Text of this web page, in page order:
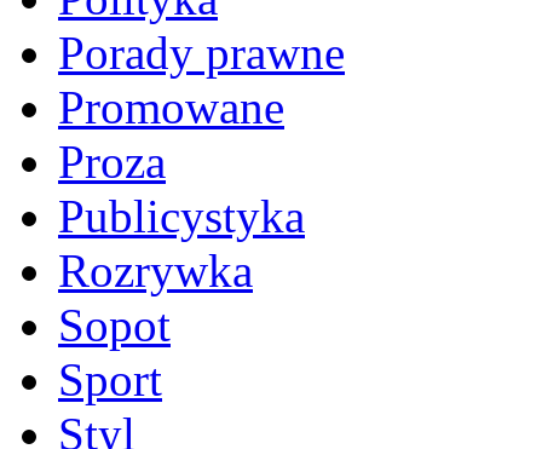
Porady prawne
Promowane
Proza
Publicystyka
Rozrywka
Sopot
Sport
Styl